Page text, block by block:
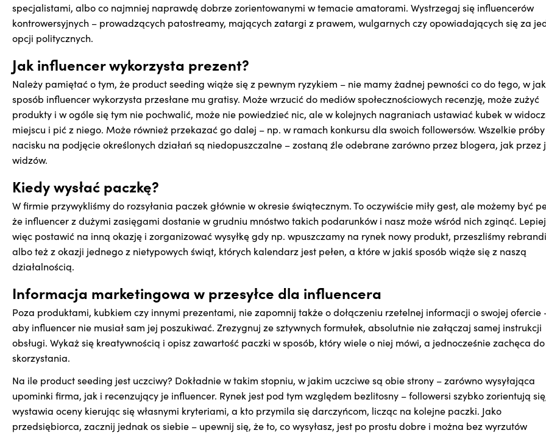
specjalistami, albo co najmniej naprawdę dobrze zorientowanymi w temacie amatorami. Wystrzegaj się influencerów
kontrowersyjnych – prowadzących patostreamy, mających zatargi z prawem, wulgarnych czy opowiadających się za
opcji politycznych.
Jak influencer wykorzysta prezent?
Należy pamiętać o tym, że product seeding wiąże się z pewnym ryzykiem – nie mamy żadnej pewności co do tego, w
sposób influencer wykorzysta przesłane mu gratisy. Może wrzucić do mediów społecznościowych recenzję, może zużyć
produkty i w ogóle się tym nie pochwalić, może nie powiedzieć nic, ale w kolejnych nagraniach ustawiać kubek w
miejscu i pić z niego. Może również przekazać go dalej – np. w ramach konkursu dla swoich followersów. Wszelkie próby
nacisku na podjęcie określonych działań są niedopuszczalne – zostaną źle odebrane zarówno przez blogera, jak przez
widzów.
Kiedy wysłać paczkę?
W firmie przywykliśmy do rozsyłania paczek głównie w okresie świątecznym. To oczywiście miły gest, ale możemy być
że influencer z dużymi zasięgami dostanie w grudniu mnóstwo takich podarunków i nasz może wśród nich zginąć. Lepiej
więc postawić na inną okazję i zorganizować wysyłkę gdy np. wpuszczamy na rynek nowy produkt, przeszliśmy
albo też z okazji jednego z nietypowych świąt, których kalendarz jest pełen, a które w jakiś sposób wiąże się z naszą
działalnością.
Informacja marketingowa w przesyłce dla influencera
Poza produktami, kubkiem czy innymi prezentami, nie zapomnij także o dołączeniu rzetelnej informacji o swojej ofercie
aby influencer nie musiał sam jej poszukiwać. Zrezygnuj ze sztywnych formułek, absolutnie nie załączaj samej instrukcji
obsługi. Wykaż się kreatywnością i opisz zawartość paczki w sposób, który wiele o niej mówi, a jednocześnie zachęca do
skorzystania.
Na ile product seeding jest uczciwy? Dokładnie w takim stopniu, w jakim uczciwe są obie strony – zarówno wysyłająca
upominki firma, jak i recenzujący je influencer. Rynek jest pod tym względem bezlitosny – followersi szybko zorientują
wystawia oceny kierując się własnymi kryteriami, a kto przymila się darczyńcom, licząc na kolejne paczki. Jako
przedsiębiorca, zacznij jednak os siebie – upewnij się, że to, co wysyłasz, jest po prostu dobre i można bez wyrzutów